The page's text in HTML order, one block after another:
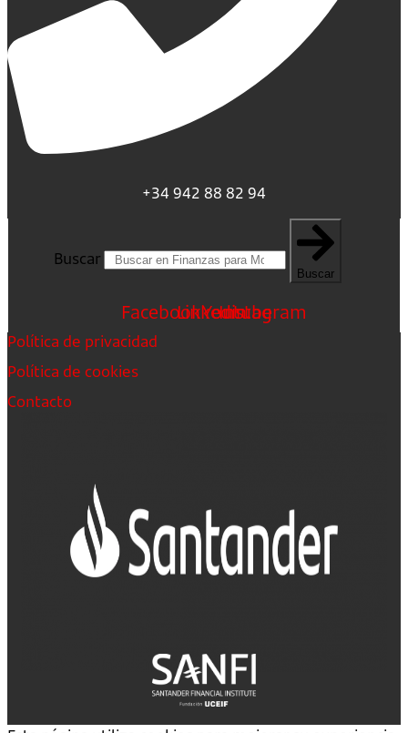
+34 942 88 82 94
Buscar
Buscar
FacebookLinkedin
Youtube
Instagram
Política de privacidad
Política de cookies
Contacto